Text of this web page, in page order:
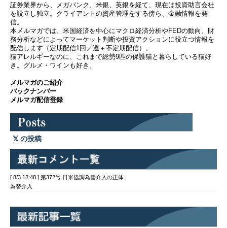
証券業界から、メガバンク、米銀、英銀を経て、現在は投資助言会社
を設立し独立。クライアントの資産管理をする傍ら、金融情報を発
信。
本メルマガでは、米国経済を中心にマクロ経済分析やFEDの動向、財
務分析などによってマーケット判断や投資アクションに役立つ情報を
配信します（定期配信1回／週＋不定期配信）。
猫アレルギーなのに、これまで総勢9匹の保護猫と暮らしている猫好
き。グルメ・ワインも好き。
メルマガのご紹介
バックナンバー
メルマガ配信登録
の投稿
[ 8/3 12:48 ] 第372号 日米協調為替介入の正体
為替介入